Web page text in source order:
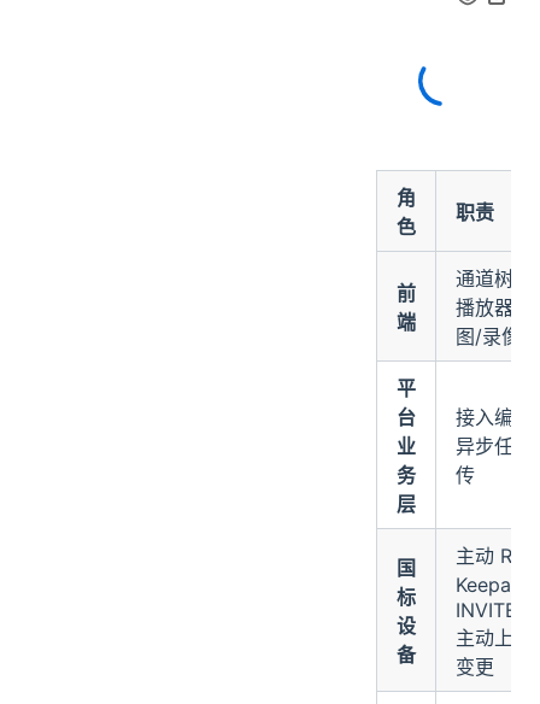
角
色
职责
前
端
通道树
播放器 +
图/录像/
平
台
业
务
层
接入编
异步任务
传
国
标
设
备
主动
INVITE/
主动上报
变更